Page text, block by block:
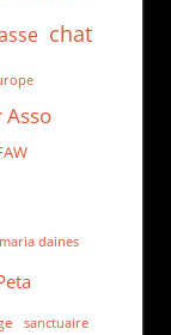
chat
Asso
maria daines
sanctuaire